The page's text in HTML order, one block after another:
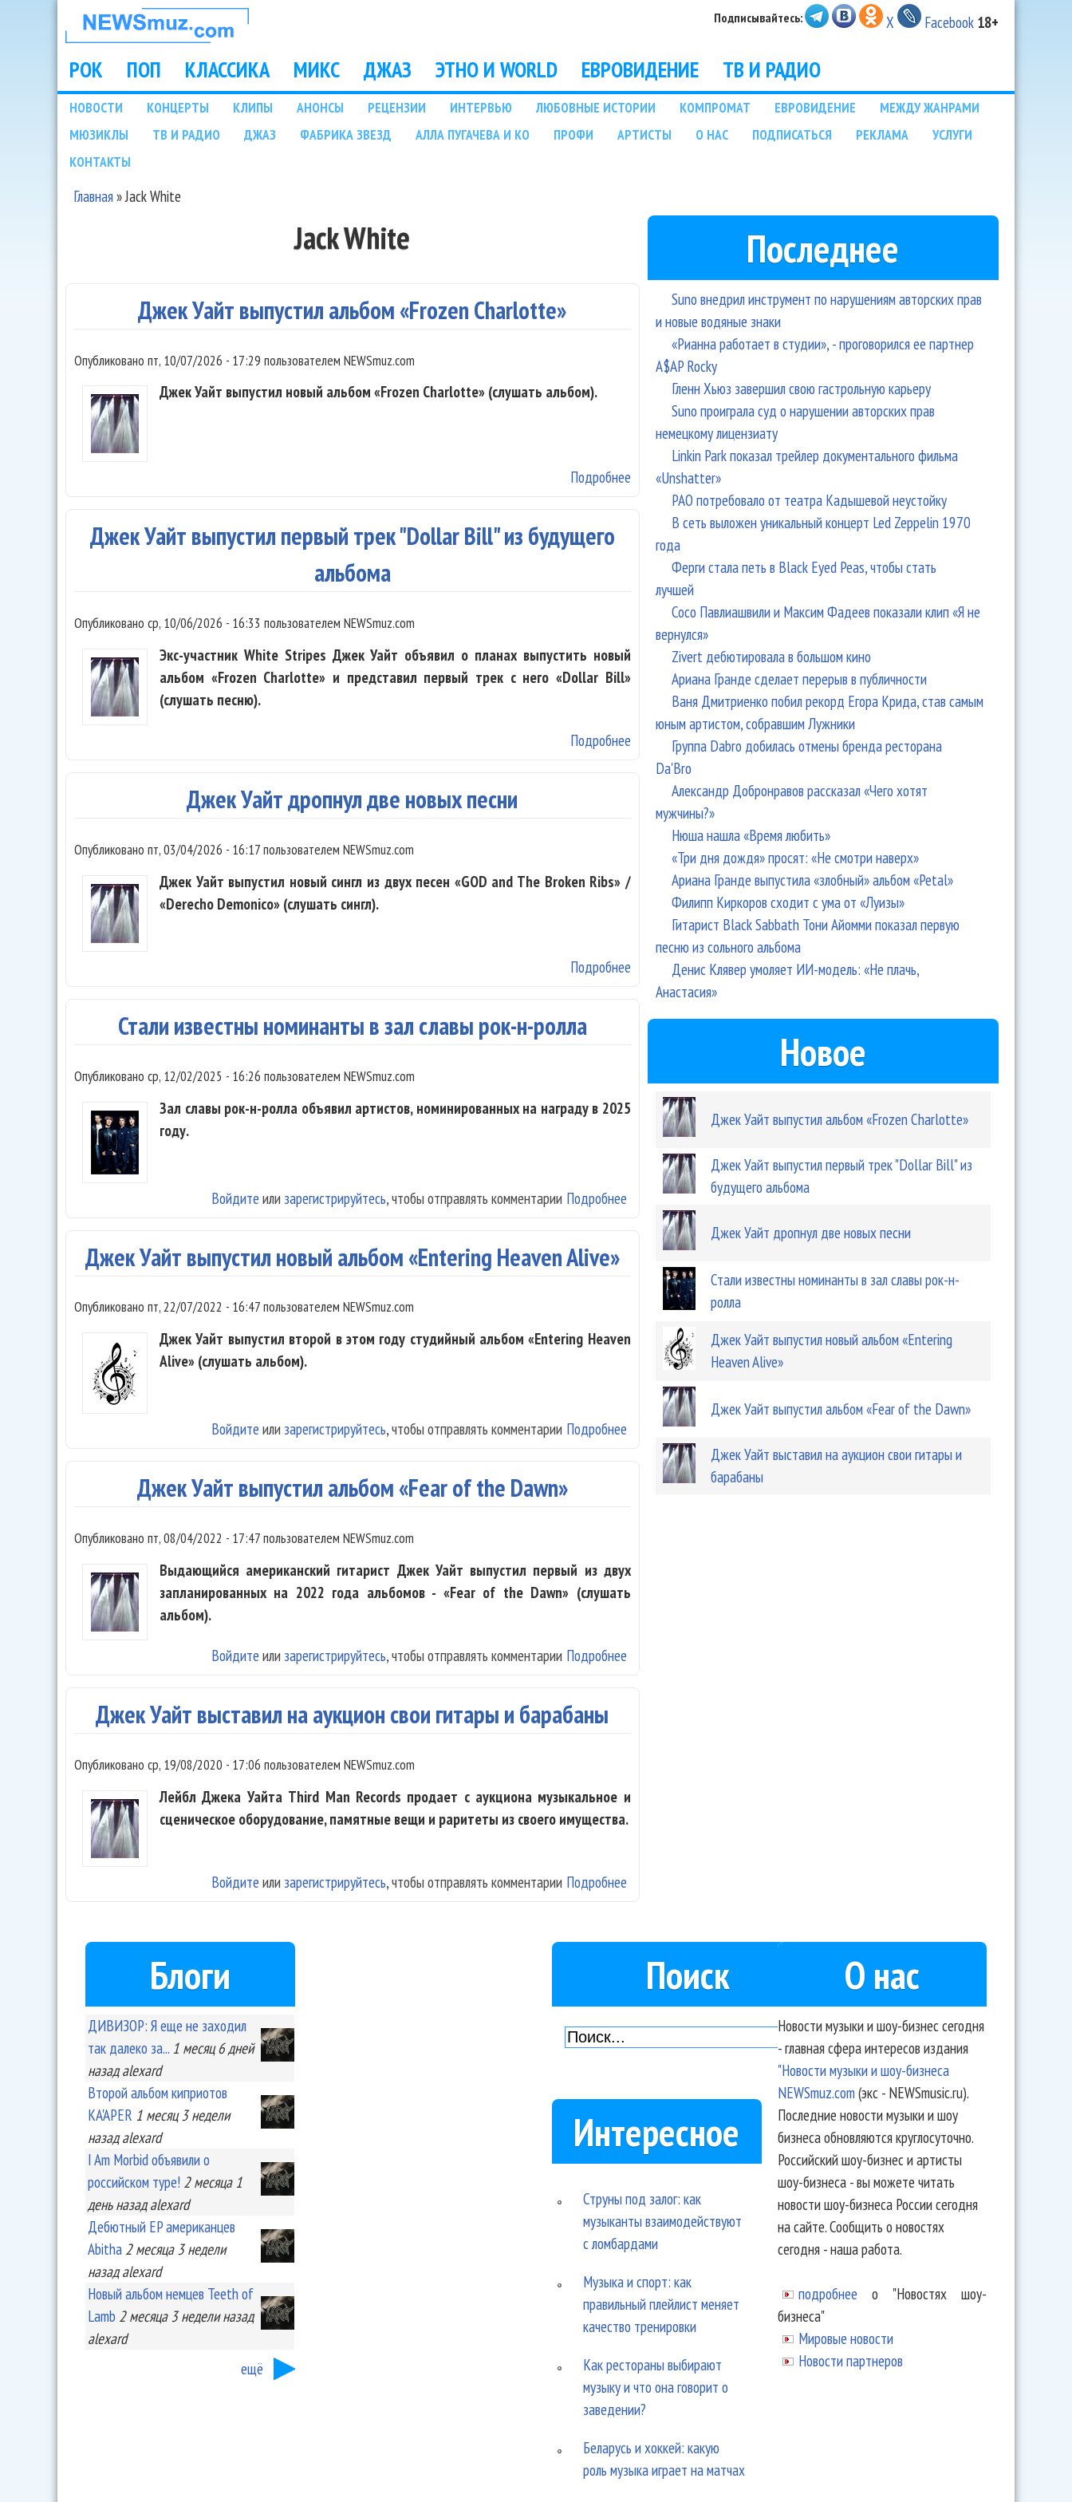
НОВОСТИ
МУЗЫКИ И
ШОУ БИЗНЕСА
NEWSMUZ.COM
Подписывайтесь: X Facebook 18+
Main menu
РОК ПОП КЛАССИКА МИКС ДЖАЗ ЭТНО И WORLD ЕВРОВИДЕНИЕ ТВ И РАДИО
Подразделы
НОВОСТИ КОНЦЕРТЫ КЛИПЫ АНОНСЫ РЕЦЕНЗИИ ИНТЕРВЬЮ ЛЮБОВНЫЕ ИСТОРИИ КОМПРОМАТ ЕВРОВИДЕНИЕ
МЕЖДУ ЖАНРАМИ
МЮЗИКЛЫ
ТВ И РАДИО ДЖАЗ ФАБРИКА ЗВЕЗД АЛЛА ПУГАЧЕВА И КО ПРОФИ АРТИСТЫ О НАС ПОДПИСАТЬСЯ РЕКЛАМА
УСЛУГИ
КОНТАКТЫ
Главная»Jack White
Jack White
Джек Уайт выпустил альбом «Frozen Charlotte»
Опубликовано пт, 10/07/2026 - 17:29 пользователем NEWSmuz.com
Джек Уайт выпустил новый альбом «Frozen Charlotte» (слушать альбом).
Подробнее о Джек Уайт выпустил альбом «Frozen Charlotte»
Джек Уайт выпустил первый трек "Dollar Bill" из будущего
альбома
Опубликовано ср, 10/06/2026 - 16:33 пользователем NEWSmuz.com
Экс-участник White Stripes Джек Уайт объявил о планах выпустить новый
альбом «Frozen Charlotte» и представил первый трек с него «Dollar Bill»
(слушать песню).
Подробнее о Джек Уайт выпустил первый трек "Dollar Bill" из будущего альбома
Джек Уайт дропнул две новых песни
Опубликовано пт, 03/04/2026 - 16:17пользователем NEWSmuz.com
Джек Уайт выпустил новый сингл из двух песен «GOD and The Broken Ribs» /
«Derecho Demonico» (слушать сингл).
Подробнее о Джек Уайт дропнул две новых песни
Стали известны номинанты в зал славы рок-н-ролла
Опубликовано ср, 12/02/2025 - 16:26 пользователем NEWSmuz.com
Зал славы рок-н-ролла объявил артистов, номинированных на награду в 2025
году.
Подробнее о Стали известны номинанты в зал славы рок-н-ролла
Войдите или зарегистрируйтесь, чтобы отправлять комментарии
Джек Уайт выпустил новый альбом «Entering Heaven Alive»
Опубликовано пт, 22/07/2022 - 16:47пользователем NEWSmuz.com
Джек Уайт выпустил второй в этом году студийный альбом «Entering Heaven
Alive» (слушать альбом).
Подробнее о Джек Уайт выпустил новый альбом «Entering Heaven Alive»
Войдите или зарегистрируйтесь, чтобы отправлять комментарии
Джек Уайт выпустил альбом «Fear of the Dawn»
Опубликовано пт, 08/04/2022 - 17:47пользователем NEWSmuz.com
Выдающийся американский гитарист Джек Уайт выпустил первый из двух
запланированных на 2022 года альбомов - «Fear of the Dawn» (слушать
альбом).
Подробнее
Войдите или зарегистрируйтесь, чтобы отправлять комментарии
Джек Уайт выставил на аукцион свои гитары и барабаны
Опубликовано ср, 19/08/2020 - 17:06 пользователем NEWSmuz.com
Лейбл Джека Уайта Third Man Records продает с аукциона музыкальное и
сценическое оборудование, памятные вещи и раритеты из своего имущества.
Подробнее
Войдите или зарегистрируйтесь, чтобы отправлять комментарии
Последнее
Suno внедрил инструмент по нарушениям авторских прав
и новые водяные знаки
«Рианна работает в студии», - проговорился ее партнер
A$AP Rocky
Гленн Хьюз завершил свою гастрольную карьеру
Suno проиграла суд о нарушении авторских прав
немецкому лицензиату
Linkin Park показал трейлер документального фильма
«Unshatter»
РАО потребовало от театра Кадышевой неустойку
В сеть выложен уникальный концерт Led Zeppelin 1970
года
Ферги стала петь в Black Eyed Peas, чтобы стать
лучшей
Сосо Павлиашвили и Максим Фадеев показали клип «Я не
вернулся»
Zivert дебютировала в большом кино
Ариана Гранде сделает перерыв в публичности
Ваня Дмитриенко побил рекорд Егора Крида, став самым
юным артистом, собравшим Лужники
Группа Dabro добилась отмены бренда ресторана
Da'Bro
Александр Добронравов рассказал «Чего хотят
мужчины?»
Нюша нашла «Время любить»
«Три дня дождя» просят: «Не смотри наверх»
Ариана Гранде выпустила «злобный» альбом «Petal»
Филипп Киркоров сходит с ума от «Луизы»
Гитарист Black Sabbath Тони Айомми показал первую
песню из сольного альбома
Денис Клявер умоляет ИИ-модель: «Не плачь,
Анастасия»
Новое
Джек Уайт выпустил альбом «Frozen Charlotte»
Джек Уайт выпустил первый трек "Dollar Bill" из
будущего альбома
Джек Уайт дропнул две новых песни
Стали известны номинанты в зал славы рок-н-
ролла
Джек Уайт выпустил новый альбом «Entering
Heaven Alive»
Джек Уайт выпустил альбом «Fear of the Dawn»
Джек Уайт выставил на аукцион свои гитары и
барабаны
Блоги
ДИВИЗОР: Я еще не заходил
так далеко за... 1 месяц 6 дней
назад alexard
Второй альбом киприотов
KA'APER 1 месяц 3 недели
назад alexard
I Am Morbid объявили о
российском туре! 2 месяца 1
деньназад alexard
Дебютный EP американцев
Abitha 2 месяца 3 недели
назад alexard
Новый альбом немцев Teeth of
Lamb 2 месяца 3 неделиназад
alexard
ещё
Поиск
Интересное
Струны под залог: как
музыканты взаимодействуют
с ломбардами
Музыка и спорт: как
правильный плейлист меняет
качество тренировки
Как рестораны выбирают
музыку и что она говорит о
заведении?
Беларусь и хоккей: какую
роль музыка играет на матчах
О нас
Новости музыки и шоу-бизнес сегодня
- главная сфера интересов издания
"Новости музыки и шоу-бизнеса
NEWSmuz.com(экс - NEWSmusic.ru).
Последние новости музыки и шоу
бизнеса обновляются круглосуточно.
Российский шоу-бизнес и артисты
шоу-бизнеса - вы можете читать
новости шоу-бизнеса России сегодня
на сайте. Сообщить о новостях
сегодня - наша работа.
подробнее о "Новостях шоу-
бизнеса"
Мировые новости
Новости партнеров